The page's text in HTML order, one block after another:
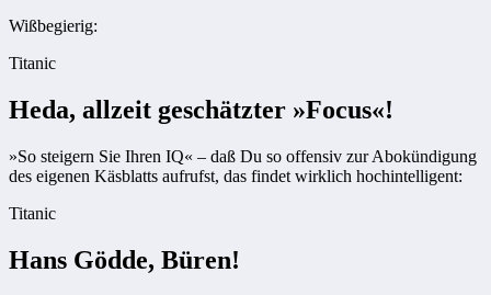
Wißbegierig:
Titanic
Heda, allzeit geschätzter »Focus«!
»So steigern Sie Ihren IQ« – daß Du so offensiv zur Abokündigung
des eigenen Käsblatts aufrufst, das findet wirklich hochintelligent:
Titanic
Hans Gödde, Büren!